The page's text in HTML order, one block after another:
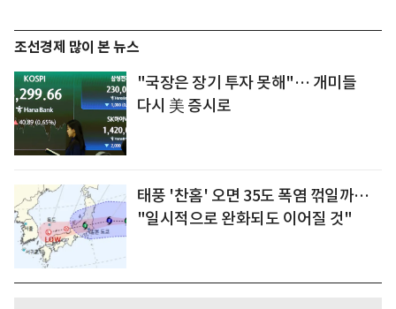
조선경제 많이 본 뉴스
"국장은 장기 투자 못해"… 개미들
다시 美 증시로
태풍 '찬홈' 오면 35도 폭염 꺾일까…
"일시적으로 완화되도 이어질 것"